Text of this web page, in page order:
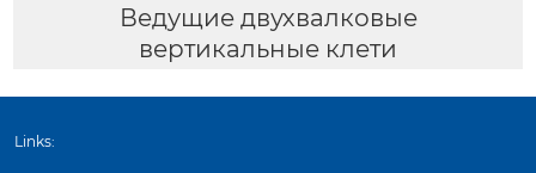
Ведущие двухвалковые
вертикальные клети
Links: